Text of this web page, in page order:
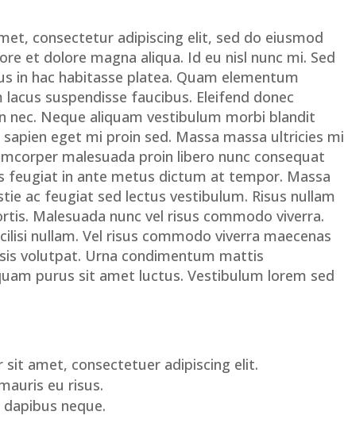
consectetur adipiscing elit, sed do eiusmod
et dolore magna aliqua. Id eu nisl nunc mi. Sed
in hac habitasse platea. Quam elementum
suspendisse faucibus. Eleifend donec
nec. Neque aliquam vestibulum morbi blandit
eget mi proin sed. Massa massa ultricies mi
malesuada proin libero nunc consequat
feugiat in ante metus dictum at tempor. Massa
ac feugiat sed lectus vestibulum. Risus nullam
Malesuada nunc vel risus commodo viverra.
nullam. Vel risus commodo viverra maecenas
volutpat. Urna condimentum mattis
purus sit amet luctus. Vestibulum lorem sed
sit amet, consectetuer adipiscing elit.
eu risus.
neque.